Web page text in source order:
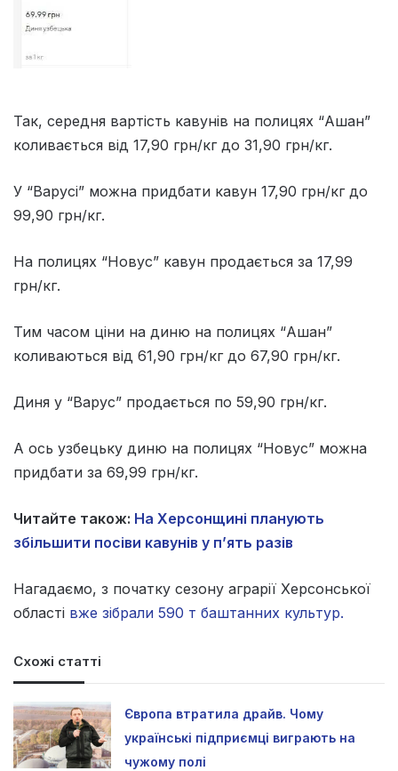
Так, середня вартість кавунів на полицях “Ашан”
коливається від 17,90 грн/кг до 31,90 грн/кг.
У “Варусі” можна придбати кавун 17,90 грн/кг до
99,90 грн/кг.
На полицях “Новус” кавун продається за 17,99
грн/кг.
Тим часом ціни на диню на полицях “Ашан”
коливаються від 61,90 грн/кг до 67,90 грн/кг.
Диня у “Варус” продається по 59,90 грн/кг.
А ось узбецьку диню на полицях “Новус” можна
придбати за 69,99 грн/кг.
Читайте також: На Херсонщині планують
збільшити посіви кавунів у п’ять разів
Нагадаємо, з початку сезону аграрії Херсонської
області вже зібрали 590 т баштанних культур.
Схожі статті
Європа втратила драйв. Чому
українські підприємці виграють на
чужому полі